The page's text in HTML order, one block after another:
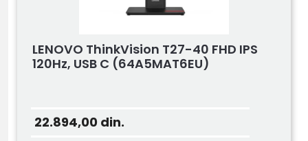
LENOVO ThinkVision T27-40 FHD IPS
120Hz, USB C (64A5MAT6EU)
22.894,00 din.